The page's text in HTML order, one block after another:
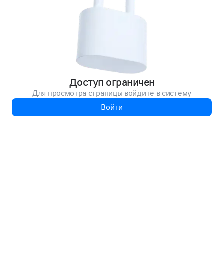
Доступ ограничен
Для просмотра страницы войдите в систему
Войти